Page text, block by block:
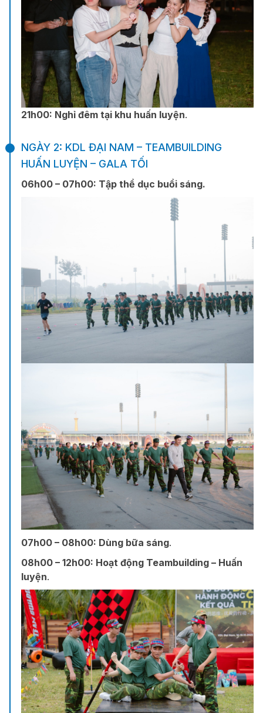
21h00: Nghỉ đêm tại khu huấn luyện.
NGÀY 2: KDL ĐẠI NAM – TEAMBUILDING
HUẤN LUYỆN – GALA TỐI
06h00 – 07h00: Tập thể dục buổi sáng.
07h00 – 08h00: Dùng bữa sáng.
08h00 – 12h00: Hoạt động Teambuilding – Huấn
luyện.